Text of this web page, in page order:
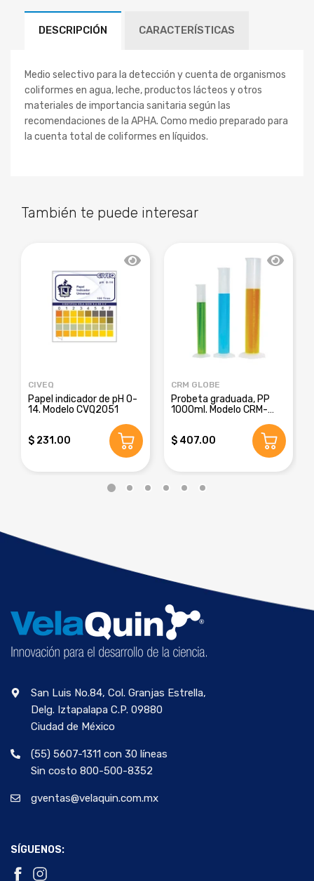
DESCRIPCIÓN CARACTERÍSTICAS
Medio selectivo para la detección y cuenta de organismos
coliformes en agua, leche, productos lácteos y otros
materiales de importancia sanitaria según las
recomendaciones de la APHA. Como medio preparado para
la cuenta total de coliformes en líquidos.
También te puede interesar
CIVEQ
Papel indicador de pH 0-
14. Modelo CVQ2051
$ 231.00
CRM GLOBE
Probeta graduada, PP
1000ml. Modelo CRM-
$ 407.00
San Luis No.84, Col. Granjas Estrella,
Delg. Iztapalapa C.P. 09880
Ciudad de México
(55) 5607-1311 con 30 líneas
Sin costo 800-500-8352
gventas@velaquin.com.mx
SÍGUENOS: